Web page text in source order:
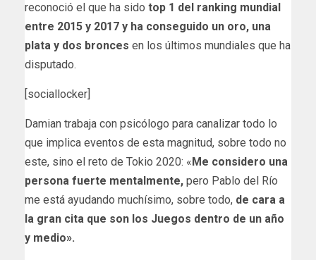
reconoció el que ha sido top 1 del ranking mundial
entre 2015 y 2017 y ha conseguido un oro, una
plata y dos bronces en los últimos mundiales que ha
disputado.
[sociallocker]
Damian trabaja con psicólogo para canalizar todo lo
que implica eventos de esta magnitud, sobre todo no
este, sino el reto de Tokio 2020: « Me considero una
persona fuerte mentalmente, pero Pablo del Río
me está ayudando muchísimo, sobre todo, de cara a
la gran cita que son los Juegos dentro de un año
y medio».